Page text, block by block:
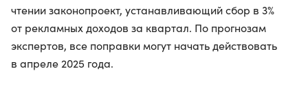
чтении законопроект, устанавливающий сбор в 3%
от рекламных доходов за квартал. По прогнозам
экспертов, все поправки могут начать действовать
в апреле 2025 года.